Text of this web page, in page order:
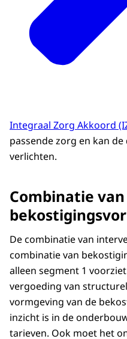
Integraal Zorg Akkoord
passende zorg en kan
verlichten.
Combinatie van
De combinatie van
combinatie van
alleen segment 1
vergoeding van
vormgeving van de
inzicht is in de
tarieven. Ook moet het